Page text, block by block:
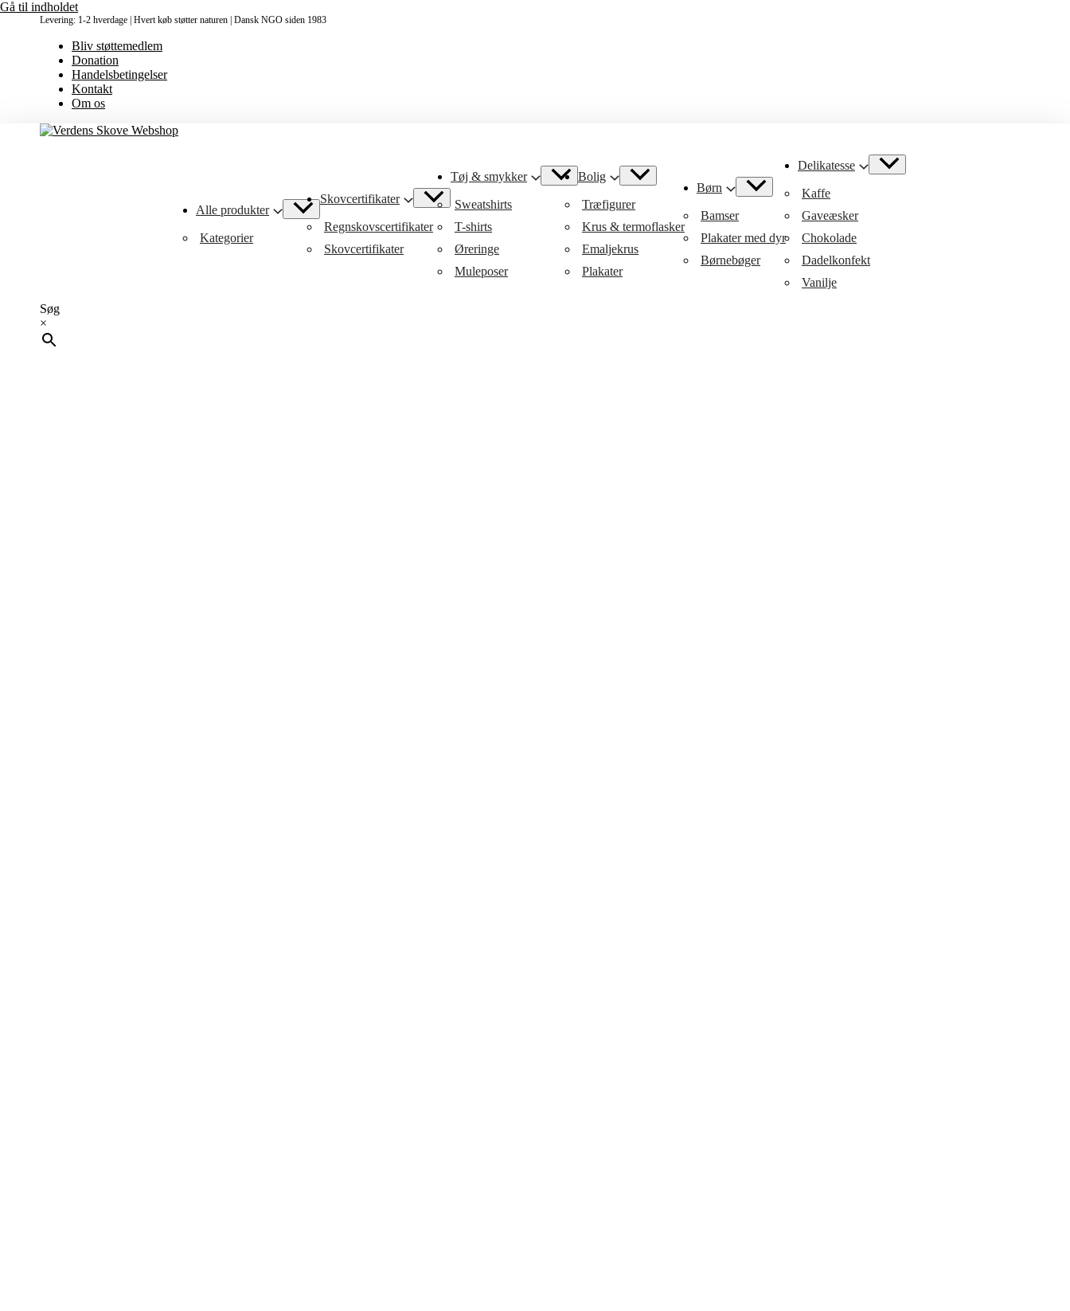
Gå til indholdet
Levering: 1-2 hverdage | Hvert køb støtter naturen | Dansk NGO siden 1983
Bliv støttemedlem
Donation
Handelsbetingelser
Kontakt
Om os
Alle produkter
Kategorier
Skovcertifikater
Regnskovscertifikater
Skovcertifikater
Tøj & smykker
Sweatshirts
T-shirts
Øreringe
Muleposer
Bolig
Træfigurer
Krus & termoflasker
Emaljekrus
Plakater
Børn
Bamser
Plakater med dyr
Børnebøger
Delikatesse
Kaffe
Gaveæsker
Chokolade
Dadelkonfekt
Vanilje
Søg
×